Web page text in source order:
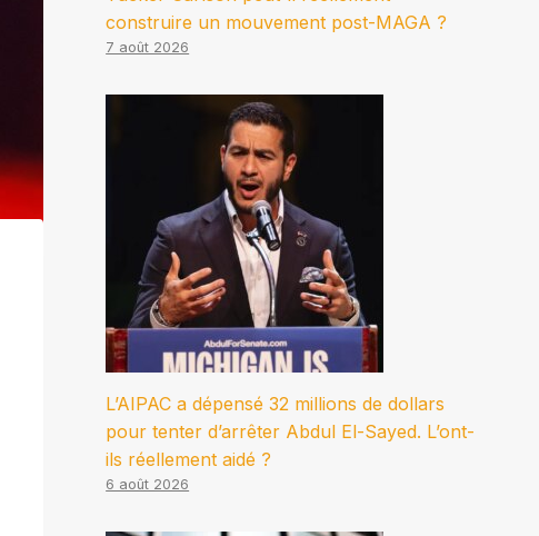
construire un mouvement post-MAGA ?
7 août 2026
L’AIPAC a dépensé 32 millions de dollars
pour tenter d’arrêter Abdul El-Sayed. L’ont-
ils réellement aidé ?
6 août 2026